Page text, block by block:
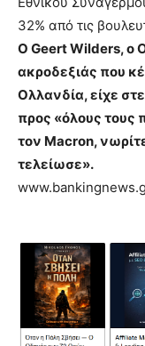
32% από τις
Ο Geert Wilders, ο
ακροδεξιάς που
Ολλανδία, είχε
προς «όλους τους
τον Macron,
τελείωσε».